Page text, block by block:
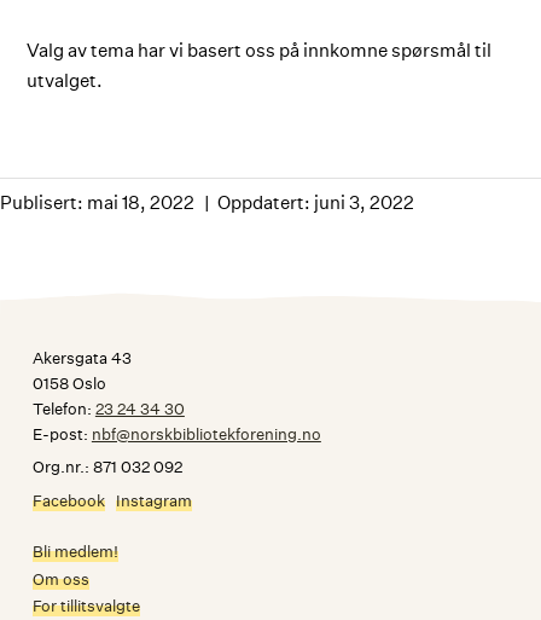
Valg av tema har vi basert oss på innkomne spørsmål til
utvalget.
Publisert: mai 18, 2022 Oppdatert: juni 3, 2022
Akersgata 43
0158 Oslo
Telefon: 23 24 34 30
E-post: nbf@norskbibliotekforening.no
Org.nr.: 871 032 092
Facebook Instagram
Bli medlem!
Om oss
For tillitsvalgte